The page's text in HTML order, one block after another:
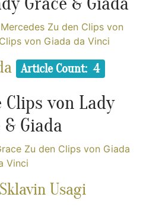
Zu den Clips von
von Giada da Vinci
Article Count: 4
Clips von Lady
& Giada
Zu den Clips von Giada
Vinci
Usagi